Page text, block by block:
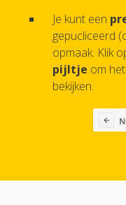
Je kunt een
gepucliceerd
opmaak. Klik
pijltje om
bekijken.